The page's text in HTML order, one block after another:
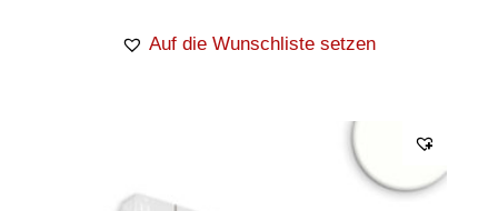
Auf die Wunschliste setzen